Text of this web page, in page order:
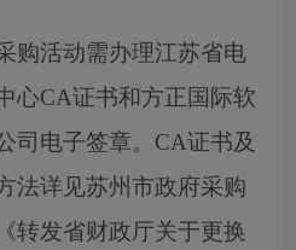
购活动需办理江苏省电
心CA证书和方正国际软
司电子签章。 CA证书及
法详见苏州市政府采购
《转发省财政厅关于更换